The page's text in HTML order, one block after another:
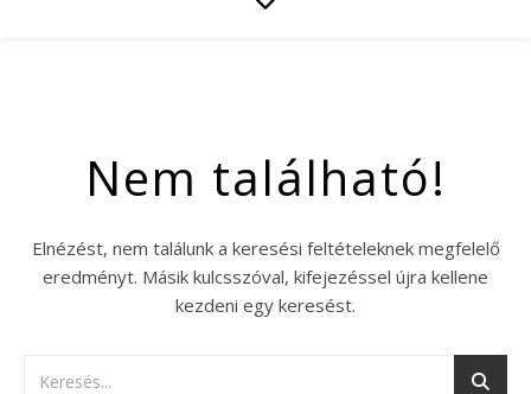
Nem található!
Elnézést, nem találunk a keresési feltételeknek megfelelő
eredményt. Másik kulcsszóval, kifejezéssel újra kellene
kezdeni egy keresést.